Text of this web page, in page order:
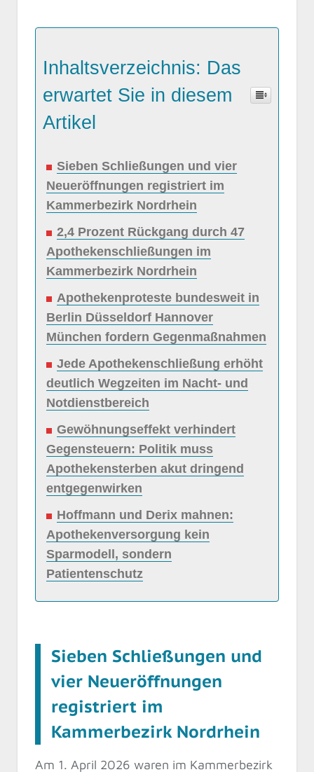
Inhaltsverzeichnis: Das
erwartet Sie in diesem
Artikel
Sieben Schließungen und vier
Neueröffnungen registriert im
Kammerbezirk Nordrhein
2,4 Prozent Rückgang durch 47
Apothekenschließungen im
Kammerbezirk Nordrhein
Apothekenproteste bundesweit in
Berlin Düsseldorf Hannover
München fordern Gegenmaßnahmen
Jede Apothekenschließung erhöht
deutlich Wegzeiten im Nacht- und
Notdienstbereich
Gewöhnungseffekt verhindert
Gegensteuern: Politik muss
Apothekensterben akut dringend
entgegenwirken
Hoffmann und Derix mahnen:
Apothekenversorgung kein
Sparmodell, sondern
Patientenschutz
Sieben Schließungen und
vier Neueröffnungen
registriert im
Kammerbezirk Nordrhein
Am 1. April 2026 waren im Kammerbezirk